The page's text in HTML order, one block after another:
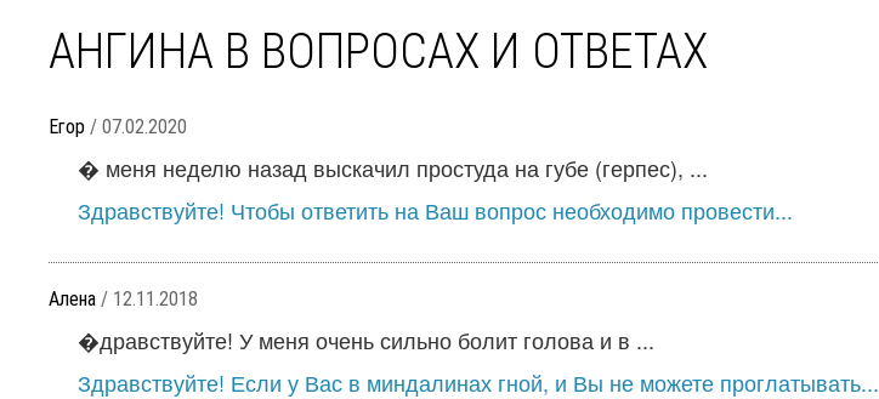
АНГИНА В ВОПРОСАХ И ОТВЕТАХ
Егор / 07.02.2020
� меня неделю назад выскачил простуда на губе (герпес), ...
Здравствуйте! Чтобы ответить на Ваш вопрос необходимо провести...
Алена / 12.11.2018
�дравствуйте! У меня очень сильно болит голова и в ...
Здравствуйте! Если у Вас в миндалинах гной, и Вы не можете проглатывать...